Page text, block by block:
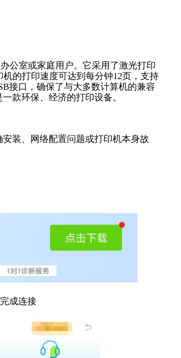
公室或家庭用户。它采用了激光打印
的打印速度可达到每分钟12页，支持
接口，确保了与大多数计算机的兼容
款环保、经济的打印设备。
装、网络配置问题或打印机本身故
成连接